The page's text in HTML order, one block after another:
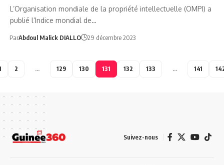
L’Organisation mondiale de la propriété intellectuelle (OMPI) a
publié l’Indice mondial de…
ParAbdoul Malick DIALLO 29 décembre 2023
2 … 129 130 131 132 133 … 141
Suivez-nous